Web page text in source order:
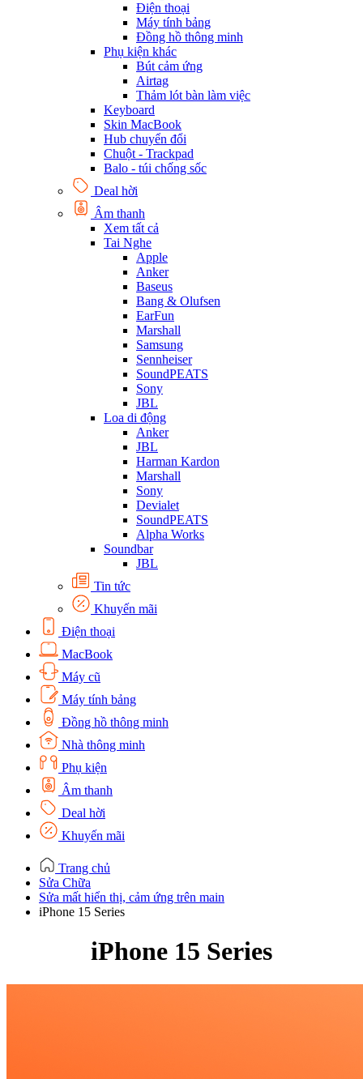
Điện thoại
Máy tính bảng
Đồng hồ thông minh
Phụ kiện khác
Bút cảm ứng
Airtag
Thảm lót bàn làm việc
Keyboard
Skin MacBook
Hub chuyển đổi
Chuột - Trackpad
Balo - túi chống sốc
Deal hời
Âm thanh
Xem tất cả
Tai Nghe
Apple
Anker
Baseus
Bang & Olufsen
EarFun
Marshall
Samsung
Sennheiser
SoundPEATS
Sony
JBL
Loa di động
Anker
JBL
Harman Kardon
Marshall
Sony
Devialet
SoundPEATS
Alpha Works
Soundbar
JBL
Tin tức
Khuyến mãi
Điện thoại
MacBook
Máy cũ
Máy tính bảng
Đồng hồ thông minh
Nhà thông minh
Phụ kiện
Âm thanh
Deal hời
Khuyến mãi
Trang chủ
Sửa Chữa
Sửa mất hiển thị, cảm ứng trên main
iPhone 15 Series
iPhone 15 Series